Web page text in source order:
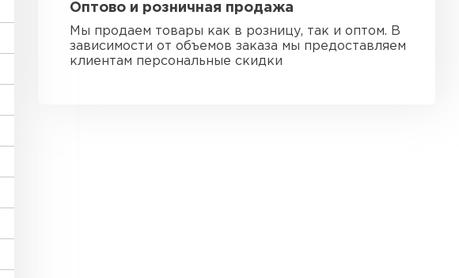
Оптово и розничная продажа
Мы продаем товары как в розницу, так и оптом. В
зависимости от объемов заказа мы предоставляем
клиентам персональные скидки
Утеплитель Ursa
ПЕРЕЙТИ